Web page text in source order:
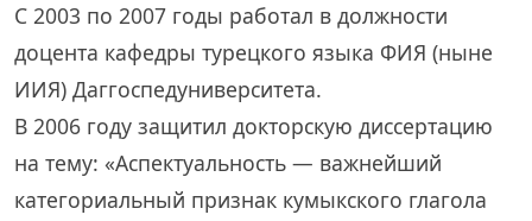
С 2003 по 2007 годы работал в должности
доцента кафедры турецкого языка ФИЯ (ныне
ИИЯ) Даггоспедуниверситета.
В 2006 году защитил докторскую диссертацию
на тему: «Аспектуальность — важнейший
категориальный признак кумыкского глагола